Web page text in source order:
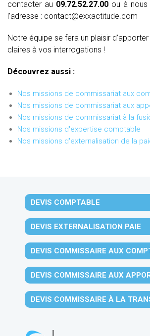
contacter au 09.72.52.27.00 ou à nous
l’adresse : contact@exxactitude.com
Notre équipe se fera un plaisir
claires à vos interrogations !
Découvrez aussi :
Nos missions de commissariat aux
Nos missions de commissariat aux
Nos missions de commissariat à la
Nos missions d'expertise comptable
Nos missions d'externalisation de la
DEVIS COMPTABLE
DEVIS EXTERNALISATION PAIE
DEVIS COMMISSAIRE AUX
DEVIS COMMISSAIRE AUX
DEVIS COMMISSAIRE À LA